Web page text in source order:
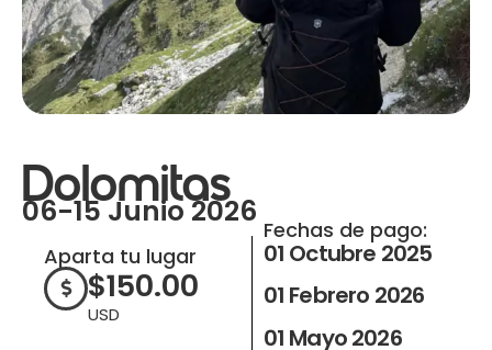
Dolomitas
06-15 Junio 2026
Aparta tu lugar
$150.00
USD
Fechas de pago:
01 Octubre 2025
01 Febrero 2026
01 Mayo 2026